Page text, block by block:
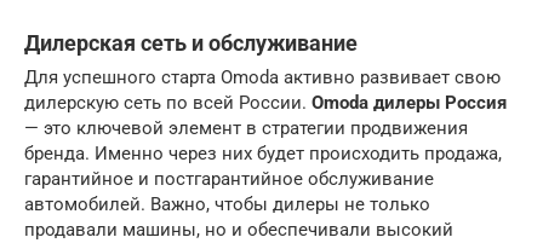
Дилерская сеть и обслуживание
Для успешного старта Omoda активно развивает свою
дилерскую сеть по всей России. Omoda дилеры Россия
— это ключевой элемент в стратегии продвижения
бренда. Именно через них будет происходить продажа,
гарантийное и постгарантийное обслуживание
автомобилей. Важно, чтобы дилеры не только
продавали машины, но и обеспечивали высокий